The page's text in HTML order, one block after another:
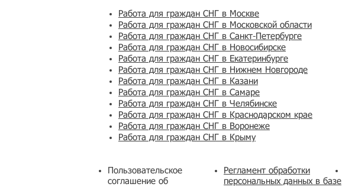
Работа для граждан СНГ в Москве
Работа для граждан СНГ в Московской области
Работа для граждан СНГ в Санкт-Петербурге
Работа для граждан СНГ в Новосибирске
Работа для граждан СНГ в Екатеринбурге
Работа для граждан СНГ в Нижнем Новгороде
Работа для граждан СНГ в Казани
Работа для граждан СНГ в Самаре
Работа для граждан СНГ в Челябинске
Работа для граждан СНГ в Краснодарском крае
Работа для граждан СНГ в Воронеже
Работа для граждан СНГ в Крыму
Пользовательское
соглашение об
Регламент обработки
персональных данных в базе